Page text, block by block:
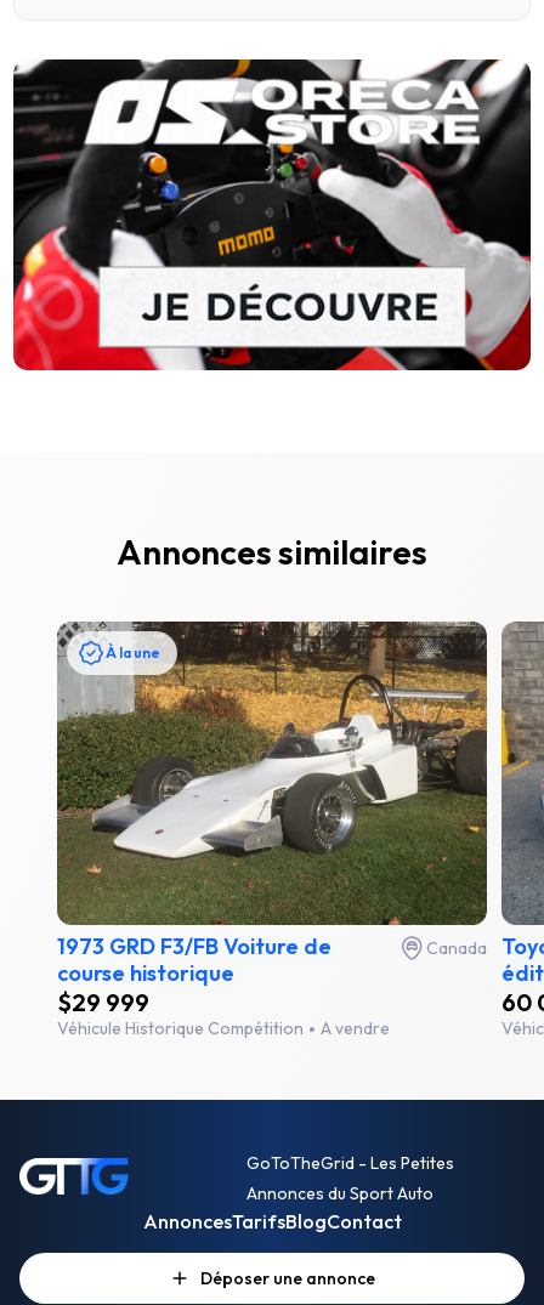
Annonces similaires
À la une
1973 GRD F3/FB Voiture de
course historique
Canada
$29 999
Véhicule Historique Compétition A vendre
60
GoToTheGrid - Les Petites
Annonces du Sport Auto
AnnoncesTarifsBlogContact
Déposer une annonce